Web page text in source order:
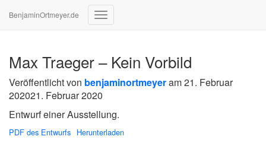
BenjaminOrtmeyer.de
Navigation
Max Traeger – Kein Vorbild
Veröffentlicht von benjaminortmeyeram21. Februar
202021. Februar 2020
Entwurf einer Ausstellung.
PDF des Entwurfs Herunterladen